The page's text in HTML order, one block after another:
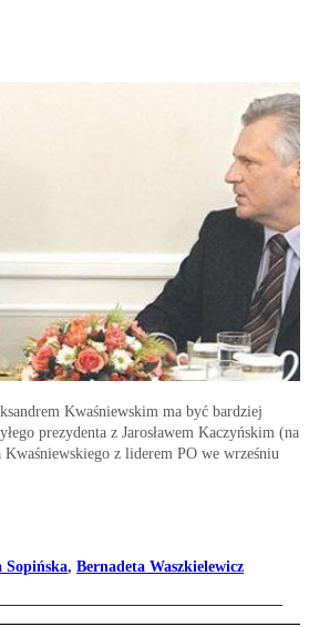
Kwaśniewskim ma być bardziej
prezydenta z Jarosławem Kaczyńskim (na
Kwaśniewskiego z liderem PO we wrześniu
Sopińska, Bernadeta Waszkielewicz